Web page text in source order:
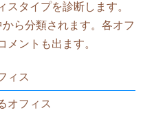
タイプを診断します。
ら分類されます。各オフ
メントも出ます。
ィス
オフィス